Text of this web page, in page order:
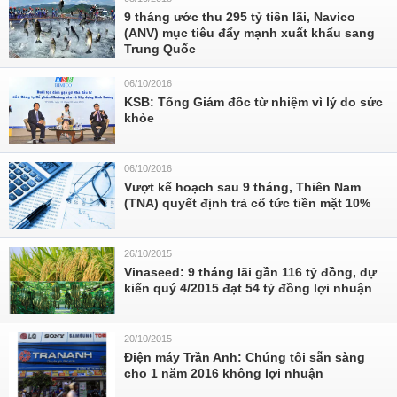
9 tháng ước thu 295 tỷ tiền lãi, Navico
(ANV) mục tiêu đẩy mạnh xuất khẩu sang
Trung Quốc
06/10/2016
KSB: Tổng Giám đốc từ nhiệm vì lý do sức
khỏe
06/10/2016
Vượt kế hoạch sau 9 tháng, Thiên Nam
(TNA) quyết định trả cổ tức tiền mặt 10%
26/10/2015
Vinaseed: 9 tháng lãi gần 116 tỷ đồng, dự
kiến quý 4/2015 đạt 54 tỷ đồng lợi nhuận
20/10/2015
Điện máy Trần Anh: Chúng tôi sẵn sàng
cho 1 năm 2016 không lợi nhuận